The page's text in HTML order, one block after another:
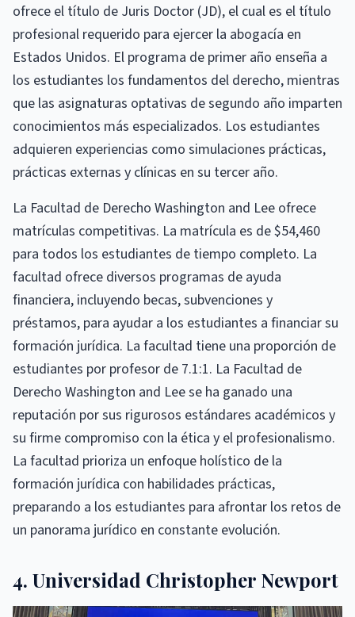
ofrece el título de Juris Doctor (JD), el cual es el título
profesional requerido para ejercer la abogacía en
Estados Unidos. El programa de primer año enseña a
los estudiantes los fundamentos del derecho, mientras
que las asignaturas optativas de segundo año imparten
conocimientos más especializados. Los estudiantes
adquieren experiencias como simulaciones prácticas,
prácticas externas y clínicas en su tercer año.
La Facultad de Derecho Washington and Lee ofrece
matrículas competitivas. La matrícula es de $54,460
para todos los estudiantes de tiempo completo. La
facultad ofrece diversos programas de ayuda
financiera, incluyendo becas, subvenciones y
préstamos, para ayudar a los estudiantes a financiar su
formación jurídica. La facultad tiene una proporción de
estudiantes por profesor de 7.1:1. La Facultad de
Derecho Washington and Lee se ha ganado una
reputación por sus rigurosos estándares académicos y
su firme compromiso con la ética y el profesionalismo.
La facultad prioriza un enfoque holístico de la
formación jurídica con habilidades prácticas,
preparando a los estudiantes para afrontar los retos de
un panorama jurídico en constante evolución.
4. Universidad Christopher Newport